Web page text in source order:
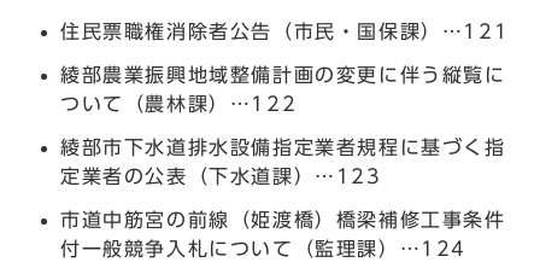
住民票職権消除者公告（市民・国保課）…121
綾部農業振興地域整備計画の変更に伴う縦覧に
ついて（農林課）…122
綾部市下水道排水設備指定業者規程に基づく指
定業者の公表（下水道課）…123
市道中筋宮の前線（姫渡橋）橋梁補修工事条件
付一般競争入札について（監理課）…124